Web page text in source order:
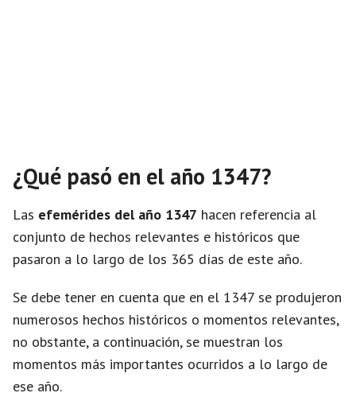
¿Qué pasó en el año 1347?
Las efemérides del año 1347 hacen referencia al
conjunto de hechos relevantes e históricos que
pasaron a lo largo de los 365 días de este año.
Se debe tener en cuenta que en el 1347 se produjeron
numerosos hechos históricos o momentos relevantes,
no obstante, a continuación, se muestran los
momentos más importantes ocurridos a lo largo de
ese año.